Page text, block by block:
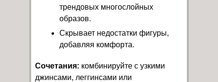
трендовых многослойных
образов.
Скрывает недостатки фигуры,
добавляя комфорта.
Сочетания: комбинируйте с узкими
джинсами, леггинсами или